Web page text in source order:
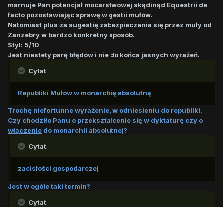
marnuje Pan potencjał mocarstwowej skądinąd Equestrii de
facto pozostawiając sprawę w gestii mułów.
Natomiast plus za sugestię zabezpieczenia się przez muły od
Zanzebry w bardzo konkretny sposób.
Styl: 5/10
Jest niestety parę błędów i nie do końca jasnych wyrażeń.
Cytat
Republiki Mułów w monarchię absolutną
Trochę niefortunne wyrażenie, w odniesieniu do republiki.
Czy chodziło Panu o przekształcenie się w dyktaturę czy o
włączenie do monarchii absolutnej?
Cytat
zacisłości gospodarczej
Jest w ogóle taki termin?
Cytat